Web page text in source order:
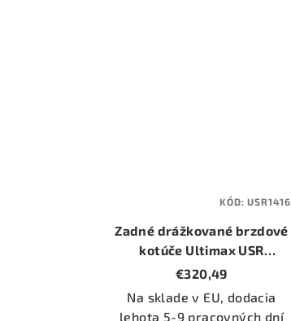
Zadné drážkované brzdové
kotúče Ultimax USR
(USR1416) (priemer 310mm)
€320,49
Na sklade v EU, dodacia
lehota 5-9 pracovných dní
KÓD:USR1416